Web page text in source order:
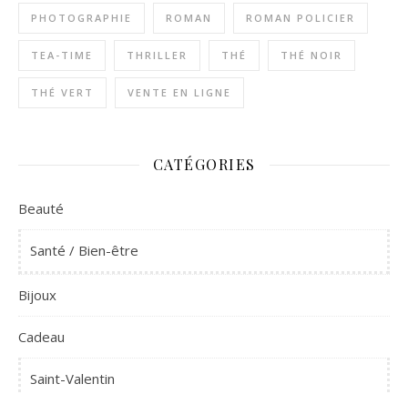
PHOTOGRAPHIE ROMAN ROMAN POLICIER
TEA-TIME THRILLER THÉ THÉ NOIR
THÉ VERT VENTE EN LIGNE
CATÉGORIES
Beauté
Santé / Bien-être
Bijoux
Cadeau
Saint-Valentin